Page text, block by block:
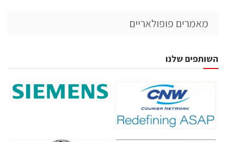
מאמרים פופולאריים
השותפים שלנו